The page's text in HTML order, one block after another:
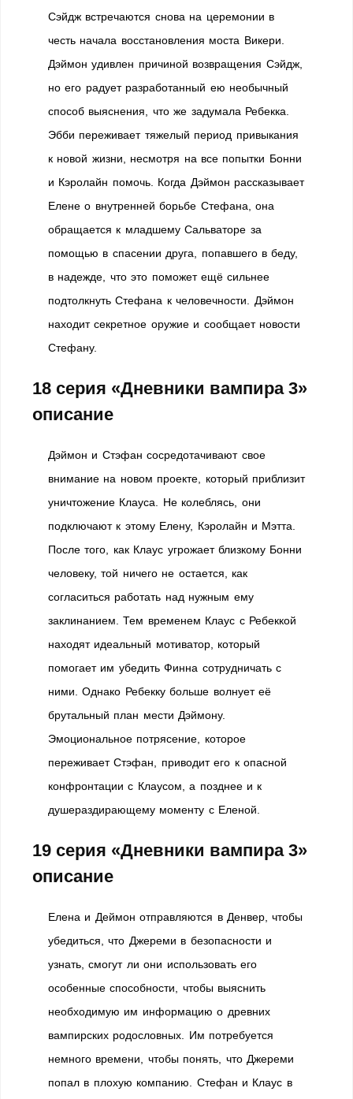
Сэйдж встречаются снова на церемонии в
честь начала восстановления моста Викери.
Дэймон удивлен причиной возвращения Сэйдж,
но его радует разработанный ею необычный
способ выяснения, что же задумала Ребекка.
Эбби переживает тяжелый период привыкания
к новой жизни, несмотря на все попытки Бонни
и Кэролайн помочь. Когда Дэймон рассказывает
Елене о внутренней борьбе Стефана, она
обращается к младшему Сальваторе за
помощью в спасении друга, попавшего в беду,
в надежде, что это поможет ещё сильнее
подтолкнуть Стефана к человечности. Дэймон
находит секретное оружие и сообщает новости
Стефану.
18 серия «Дневники вампира 3»
описание
Дэймон и Стэфан сосредотачивают свое
внимание на новом проекте, который приблизит
уничтожение Клауса. Не колеблясь, они
подключают к этому Елену, Кэролайн и Мэтта.
После того, как Клаус угрожает близкому Бонни
человеку, той ничего не остается, как
согласиться работать над нужным ему
заклинанием. Тем временем Клаус с Ребеккой
находят идеальный мотиватор, который
помогает им убедить Финна сотрудничать с
ними. Однако Ребекку больше волнует её
брутальный план мести Дэймону.
Эмоциональное потрясение, которое
переживает Стэфан, приводит его к опасной
конфронтации с Клаусом, а позднее и к
душераздирающему моменту с Еленой.
19 серия «Дневники вампира 3»
описание
Елена и Деймон отправляются в Денвер, чтобы
убедиться, что Джереми в безопасности и
узнать, смогут ли они использовать его
особенные способности, чтобы выяснить
необходимую им информацию о древних
вампирских родословных. Им потребуется
немного времени, чтобы понять, что Джереми
попал в плохую компанию. Стефан и Клаус в